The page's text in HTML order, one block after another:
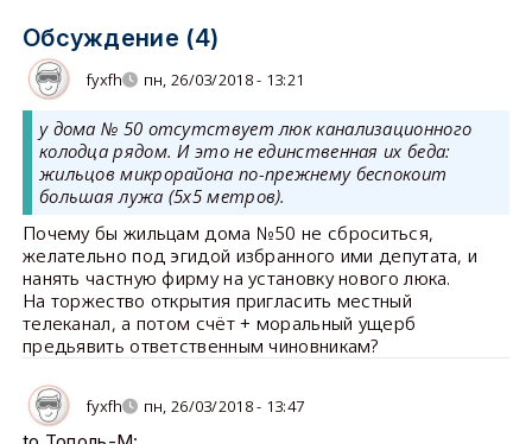
Обсуждение (4)
fyxfh пн, 26/03/2018 - 13:21
у дома № 50 отсутствует люк канализационного
колодца рядом. И это не единственная их беда:
жильцов микрорайона по-прежнему беспокоит
большая лужа (5х5 метров).
Почему бы жильцам дома №50 не сброситься,
желательно под эгидой избранного ими депутата, и
нанять частную фирму на установку нового люка.
На торжество открытия пригласить местный
телеканал, а потом счёт + моральный ущерб
предьявить ответственным чиновникам?
fyxfh пн, 26/03/2018 - 13:47